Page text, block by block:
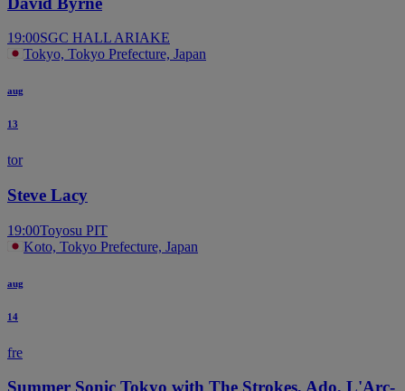
19:00SGC HALL ARIAKE
Tokyo, Tokyo Prefecture, Japan
aug
13
tor
Steve Lacy
19:00Toyosu PIT
Koto, Tokyo Prefecture, Japan
aug
14
fre
Summer Sonic Tokyo with The Strokes, Ado, L'Arc-